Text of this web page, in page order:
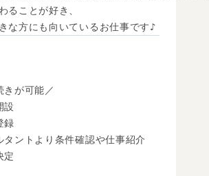
ることが好き、
な方にも向いているお仕事です♪
きが可能／
設
録
タントより条件確認や仕事紹介
定